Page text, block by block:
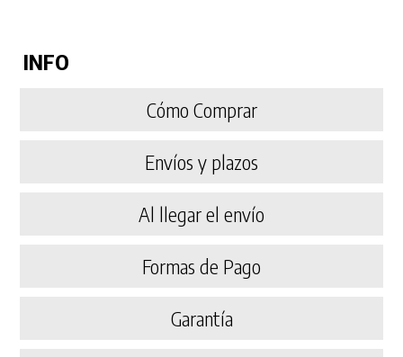
INFO
Cómo Comprar
Envíos y plazos
Al llegar el envío
Formas de Pago
Garantía